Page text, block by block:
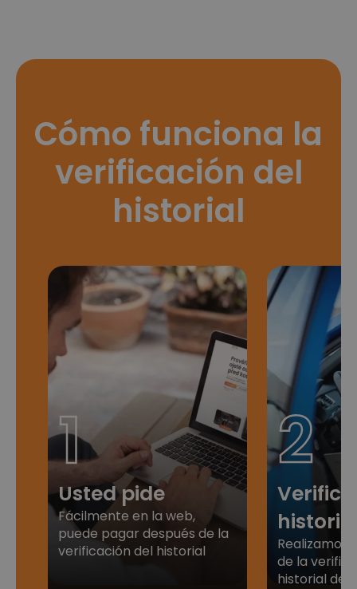
Cómo funciona la
verificación del
historial
1
Usted pide
Fácilmente en la web,
puede pagar después de la
verificación del historial
2
Realizamos
de la
historial del